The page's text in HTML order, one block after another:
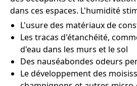
dans ces espaces. L'humidité
L'usure des matériaux de
Les tracas d'étanchéité,
d'eau dans les murs et le sol
Des nauséabondes odeurs
Le développement des